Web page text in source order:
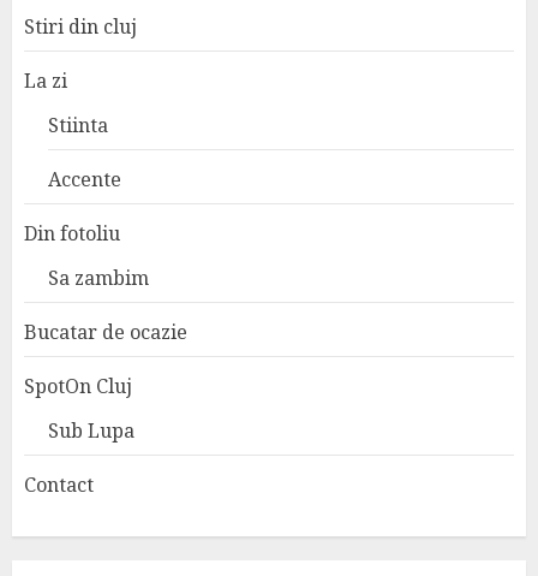
Stiri din cluj
La zi
Stiinta
Accente
Din fotoliu
Sa zambim
Bucatar de ocazie
SpotOn Cluj
Sub Lupa
Contact